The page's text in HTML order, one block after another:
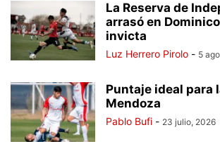
La Reserva de
arrasó en
invicta
Luz Herrero Pirolo - 5
Puntaje ideal para
Mendoza
Pablo Bufi - 23 julio, 2026